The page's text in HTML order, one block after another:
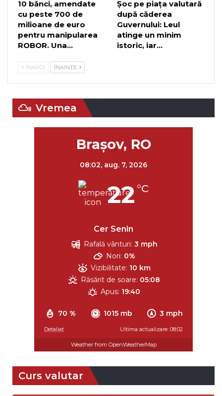
10 bănci, amendate
cu peste 700 de
milioane de euro
pentru manipularea
ROBOR. Una…
Șoc pe piața valutară
după căderea
Guvernului: Leul
atinge un minim
istoric, iar…
ÎNAPOI ÎNAINTE
Vremea
Braşov, RO
08:02, aug. 7, 2026
22 °C
Cer Senin
70 % 1015 mb 3 mph
Rafală vânturi: 3 mph
Nori: 0%
Vizibilitate: 10 km
Răsărit de soare: 05:08
Apus: 19:40
Detaliat Ultima actualizare: 08:02
Weather from OpenWeatherMap
Curs valutar